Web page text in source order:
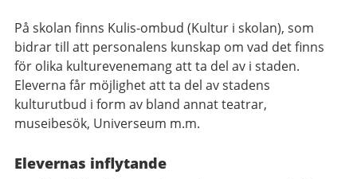
På skolan finns Kulis-ombud (Kultur i skolan), som
bidrar till att personalens kunskap om vad det finns
för olika kulturevenemang att ta del av i staden.
Eleverna får möjlighet att ta del av stadens
kulturutbud i form av bland annat teatrar,
museibesök, Universeum m.m.
Elevernas inflytande